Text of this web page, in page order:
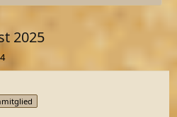
2025